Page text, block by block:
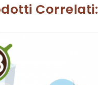
Correlati: